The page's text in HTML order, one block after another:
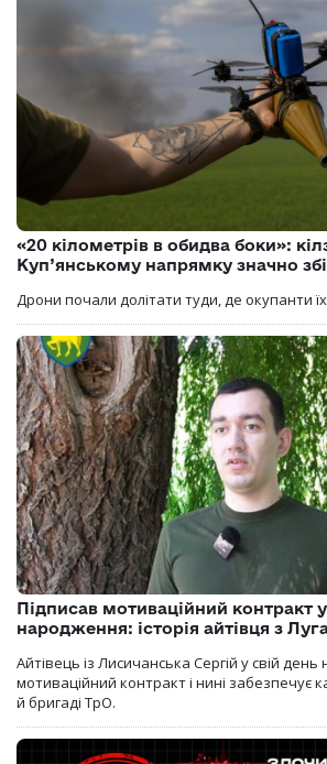
«20 кілометрів в обидва боки»:
Куп’янському напрямку значно
Дрони почали долітати туди, де окупанти
Підписав мотиваційний контракт
народження: історія айтівця з
Айтівець із Лисичанська Сергій у свій
мотиваційний контракт і нині забезпечує
й бригаді ТрО.